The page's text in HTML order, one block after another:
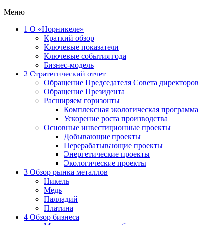
Меню
1 О «Норникеле»
Краткий обзор
Ключевые показатели
Ключевые события года
Бизнес-модель
2 Стратегический отчет
Обращение Председателя Совета директоров
Обращение Президента
Расширяем горизонты
Комплексная экологическая программа
Ускорение роста производства
Основные инвестиционные проекты
Добывающие проекты
Перерабатывающие проекты
Энергетические проекты
Экологические проекты
3 Обзор рынка металлов
Никель
Медь
Палладий
Платина
4 Обзор бизнеса